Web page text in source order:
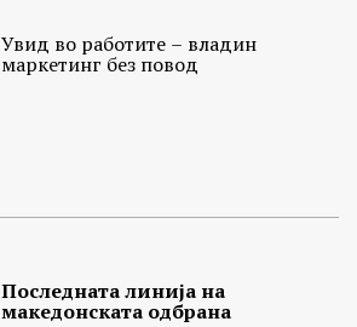
Увид во работите – владин
маркетинг без повод
Последната линија на
македонската одбрана